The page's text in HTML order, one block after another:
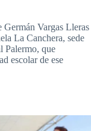
Germán Vargas Lleras
La Canchera, sede
Palermo, que
escolar de ese